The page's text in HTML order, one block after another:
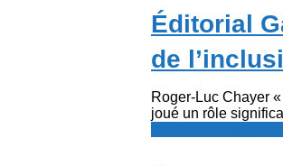
Éditorial
de
Roger-Luc Chayer
joué un rôle